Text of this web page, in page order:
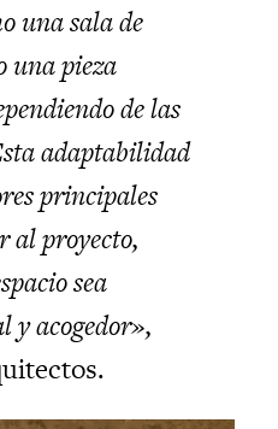
una sala de
una pieza
de las
adaptabilidad
principales
al proyecto,
sea
y acogedor»,